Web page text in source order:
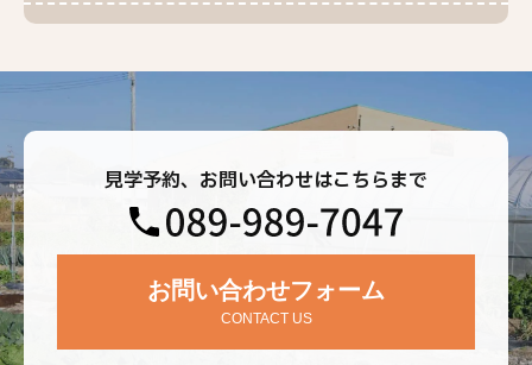
見学予約、お問い合わせはこちらまで
お問い合わせフォーム
CONTACT US